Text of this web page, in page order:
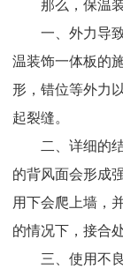
那么，保温
一、外力导
温装饰一体板的
形，错位等外力
起裂缝。
二、详细的
的背风面会形成
用下会爬上墙，
的情况下，接合
三、使用不